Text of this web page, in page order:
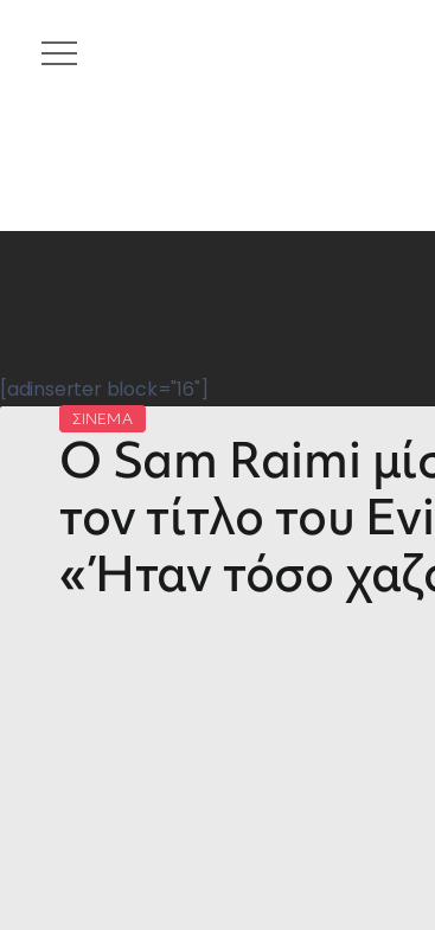
[adinserter block="16"]
ΣΙΝΕΜΑ
Ο Sam Raimi
τον τίτλο του
«Ήταν τόσο